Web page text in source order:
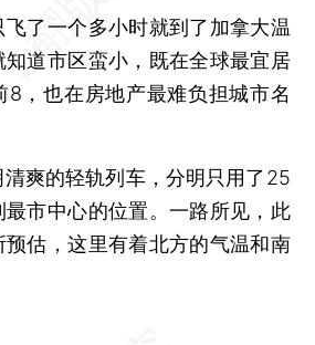
了一个多小时就到了加拿大温
道市区蛮小，既在全球最宜居
8，也在房地产最难负担城市名
的轻轨列车，分明只用了25
市中心的位置。一路所见，此
估，这里有着北方的气温和南